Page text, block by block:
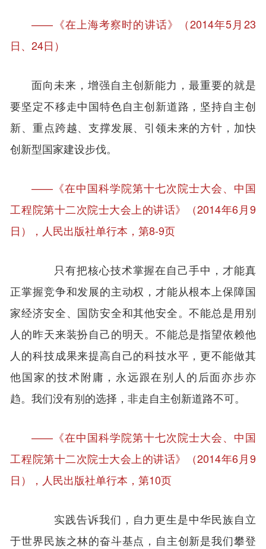
——《在上海考察时的讲话》（2014年5月23
日、24日）
面向未来，增强自主创新能力，最重要的就是
要坚定不移走中国特色自主创新道路，坚持自主创
新、重点跨越、支撑发展、引领未来的方针，加快
创新型国家建设步伐。
——《在中国科学院第十七次院士大会、中国
工程院第十二次院士大会上的讲话》（2014年6月9
日），人民出版社单行本，第8-9页
只有把核心技术掌握在自己手中，才能真
正掌握竞争和发展的主动权，才能从根本上保障国
家经济安全、国防安全和其他安全。不能总是用别
人的昨天来装扮自己的明天。不能总是指望依赖他
人的科技成果来提高自己的科技水平，更不能做其
他国家的技术附庸，永远跟在别人的后面亦步亦
趋。我们没有别的选择，非走自主创新道路不可。
——《在中国科学院第十七次院士大会、中国
工程院第十二次院士大会上的讲话》（2014年6月9
日），人民出版社单行本，第10页
实践告诉我们，自力更生是中华民族自立
于世界民族之林的奋斗基点，自主创新是我们攀登